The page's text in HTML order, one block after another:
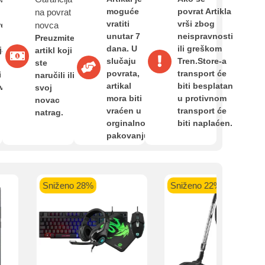
na povrat
novca
Preuzmite
artikl koji
ste
naručili ili
svoj
novac
natrag.
moguće
vratiti
unutar 7
dana. U
slučaju
povrata,
artikal
mora biti
vraćen u
orginalnom
pakovanju.
povrat Artikla
vrši zbog
neispravnosti
ili greškom
Tren.Store-a
transport će
biti besplatan
u protivnom
transport će
biti naplaćen.
Sniženo 28% Sniženo 22%
Zahtjev za reklamaciju
Informacije o dostavi
Privatnost kupca
ispod.